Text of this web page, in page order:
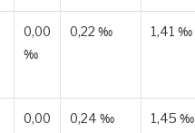
0,00
‰
0,22 ‰ 1,41 ‰
0,00
0,24 ‰ 1,45 ‰